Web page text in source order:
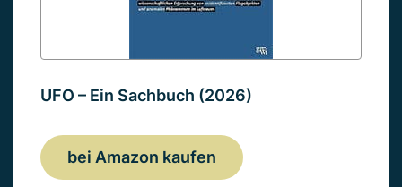
UFO – Ein Sachbuch (2026)
bei Amazon kaufen